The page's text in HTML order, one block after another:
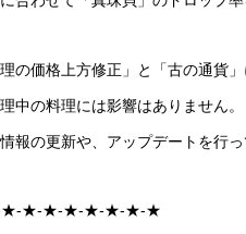
理の価格上方修正」と「古の通貨
中の料理には影響はありません。
報の更新や、アップデートを行
★-★-★-★-★-★-★